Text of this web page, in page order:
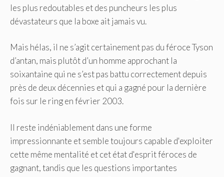
les plus redoutables et des puncheurs les plus
dévastateurs que la boxe ait jamais vu.
Mais hélas, il ne s’agit certainement pas du féroce Tyson
d’antan, mais plutôt d’un homme approchant la
soixantaine qui ne s’est pas battu correctement depuis
près de deux décennies et qui a gagné pour la dernière
fois sur le ring en février 2003.
Il reste indéniablement dans une forme
impressionnante et semble toujours capable d'exploiter
cette même mentalité et cet état d'esprit féroces de
gagnant, tandis que les questions importantes